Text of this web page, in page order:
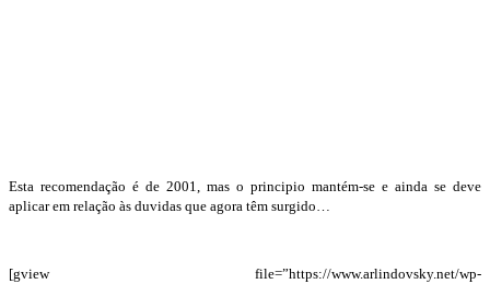
Esta recomendação é de 2001, mas o principio mantém-se e ainda se deve
aplicar em relação às duvidas que agora têm surgido…
[gview file=”https://www.arlindovsky.net/wp-